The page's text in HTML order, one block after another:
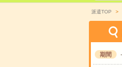
派遣TOP
期間